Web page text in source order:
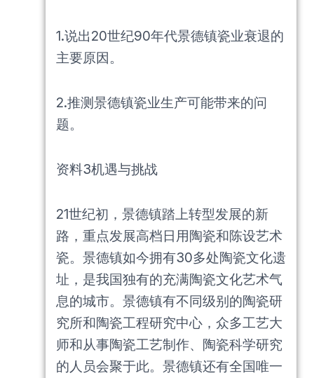
1.说出20世纪90年代景德镇瓷业衰退的
主要原因。
2.推测景德镇瓷业生产可能带来的问
题。
资料3机遇与挑战
21世纪初，景德镇踏上转型发展的新
路，重点发展高档日用陶瓷和陈设艺术
瓷。景德镇如今拥有30多处陶瓷文化遗
址，是我国独有的充满陶瓷文化艺术气
息的城市。景德镇有不同级别的陶瓷研
究所和陶瓷工程研究中心，众多工艺大
师和从事陶瓷工艺制作、陶瓷科学研究
的人员会聚于此。景德镇还有全国唯一